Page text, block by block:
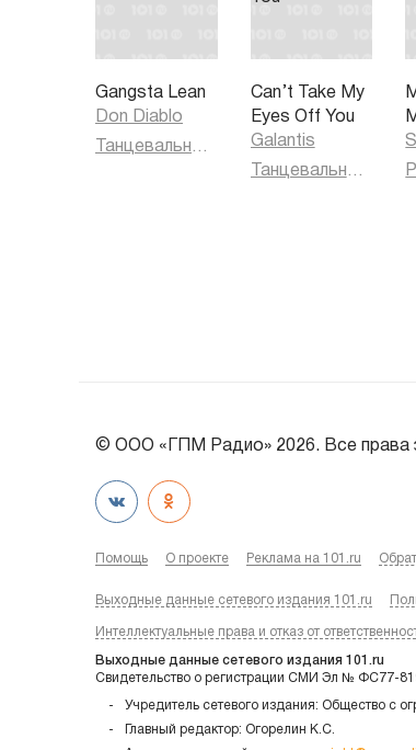
Gangsta Lean
Don Diablo
Танцевальная музыка
Can’t Take My
Eyes Off You
Galantis
Танцевальная музыка
© ООО «ГПМ Радио» 2026. Все права
Помощь О проекте Реклама на 101.ru
Выходные данные сетевого издания 101.ru
Интеллектуальные права и отказ от
Выходные данные сетевого издания 101.ru
Свидетельство о регистрации СМИ Эл № ФС77-
Учредитель сетевого издания: Общество с
Главный редактор: Огорелин К.С.